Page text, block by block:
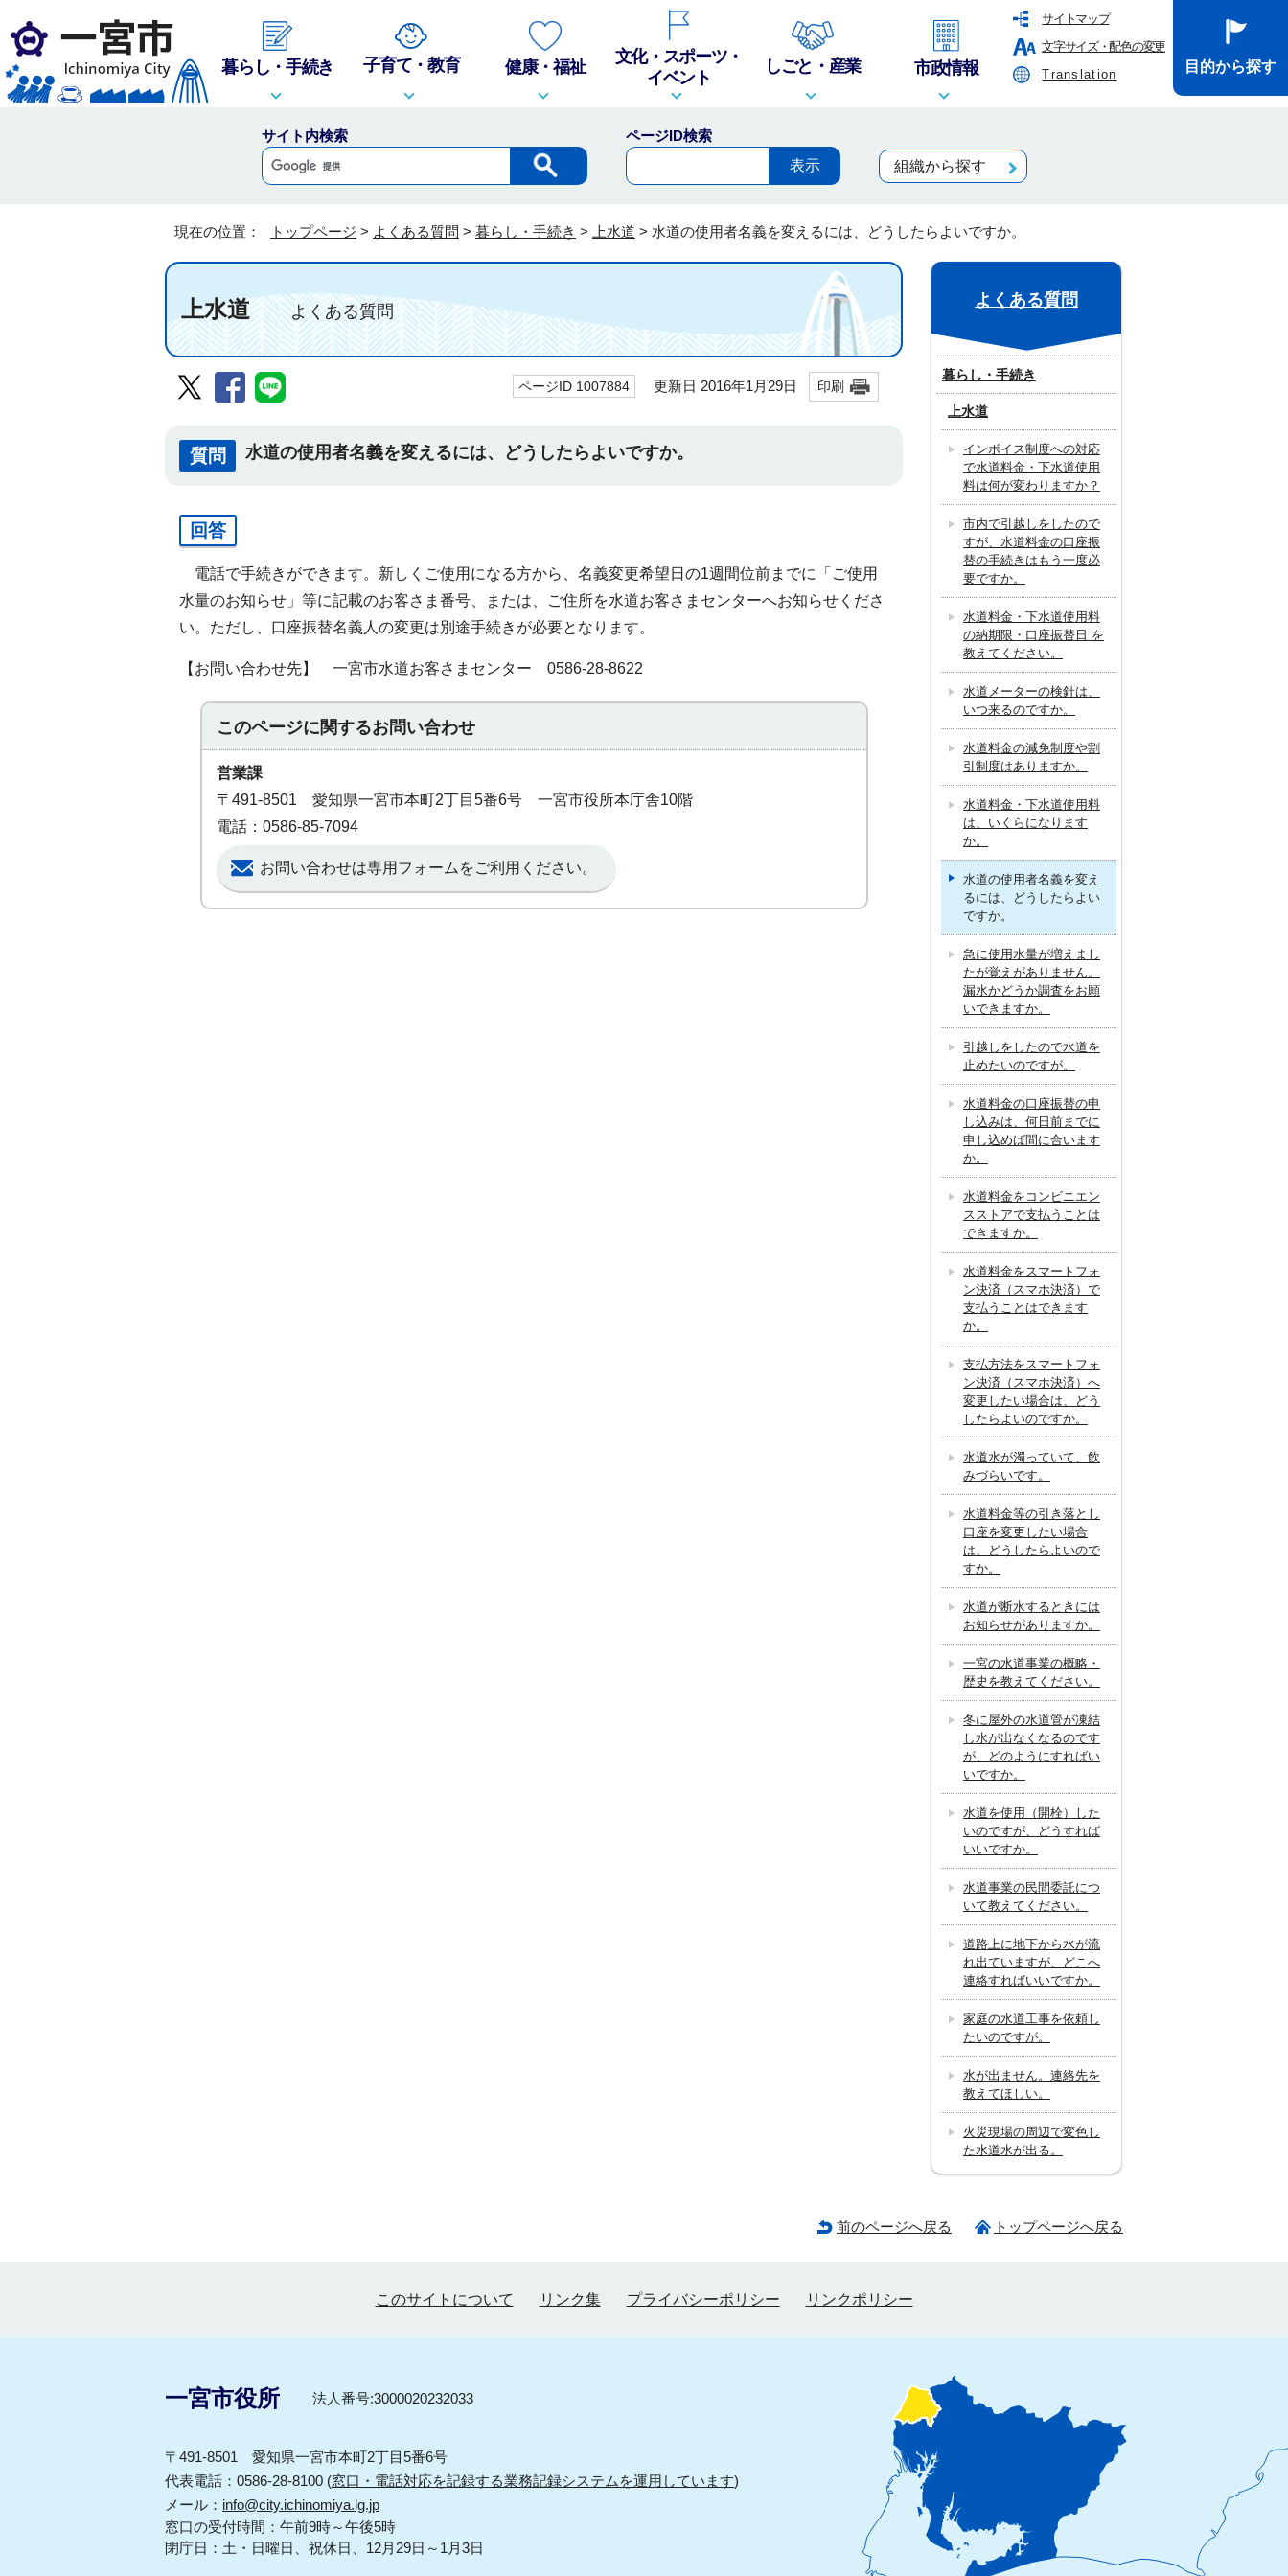
サイトマップ
文字サイズ・配色の変更
Translation
暮らし・手続き 子育て・教育 健康・福祉
文化・スポーツ・
イベント
しごと・産業 市政情報 目的から探す
サイト内検索
ページID検索
組織から探す
現在の位置： トップページ > よくある質問 > 暮らし・手続き > 上水道 > 水道の使用者名義を変えるには、どうしたらよいですか。
上水道よくある質問
ページID 1007884 更新日 2016年1月29日 印刷
質問 水道の使用者名義を変えるには、どうしたらよいですか。
回答
電話で手続きができます。新しくご使用になる方から、名義変更希望日の1週間位前までに「ご使用
水量のお知らせ」等に記載のお客さま番号、または、ご住所を水道お客さまセンターへお知らせくださ
い。ただし、口座振替名義人の変更は別途手続きが必要となります。
【お問い合わせ先】 一宮市水道お客さまセンター 0586-28-8622
このページに関するお問い合わせ
営業課
〒491-8501 愛知県一宮市本町2丁目5番6号 一宮市役所本庁舎10階
電話：0586-85-7094
お問い合わせは専用フォームをご利用ください。
よくある質問
暮らし・手続き
上水道
インボイス制度への対応
で水道料金・下水道使用
料は何が変わりますか？
市内で引越しをしたので
すが、水道料金の口座振
替の手続きはもう一度必
要ですか。
水道料金・下水道使用料
の納期限・口座振替日 を
教えてください。
水道メーターの検針は、
いつ来るのですか。
水道料金の減免制度や割
引制度はありますか。
水道料金・下水道使用料
は、いくらになります
か。
水道の使用者名義を変え
るには、どうしたらよい
ですか。
急に使用水量が増えまし
たが覚えがありません。
漏水かどうか調査をお願
いできますか。
引越しをしたので水道を
止めたいのですが。
水道料金の口座振替の申
し込みは、何日前までに
申し込めば間に合います
か。
水道料金をコンビニエン
スストアで支払うことは
できますか。
水道料金をスマートフォ
ン決済（スマホ決済）で
支払うことはできます
か。
支払方法をスマートフォ
ン決済（スマホ決済）へ
変更したい場合は、どう
したらよいのですか。
水道水が濁っていて、飲
みづらいです。
水道料金等の引き落とし
口座を変更したい場合
は、どうしたらよいので
すか。
水道が断水するときには
お知らせがありますか。
一宮の水道事業の概略・
歴史を教えてください。
冬に屋外の水道管が凍結
し水が出なくなるのです
が、どのようにすればい
いですか。
水道を使用（開栓）した
いのですが、どうすれば
いいですか。
水道事業の民間委託につ
いて教えてください。
道路上に地下から水が流
れ出ていますが、どこへ
連絡すればいいですか。
家庭の水道工事を依頼し
たいのですが。
水が出ません。連絡先を
教えてほしい。
火災現場の周辺で変色し
た水道水が出る。
前のページへ戻る トップページへ戻る
このサイトについて リンク集 プライバシーポリシー リンクポリシー
一宮市役所 法人番号:3000020232033
〒491-8501 愛知県一宮市本町2丁目5番6号
代表電話：0586-28-8100 (窓口・電話対応を記録する業務記録システムを運用しています)
メール： info@city.ichinomiya.lg.jp
窓口の受付時間：午前9時～午後5時
閉庁日：土・日曜日、祝休日、12月29日～1月3日